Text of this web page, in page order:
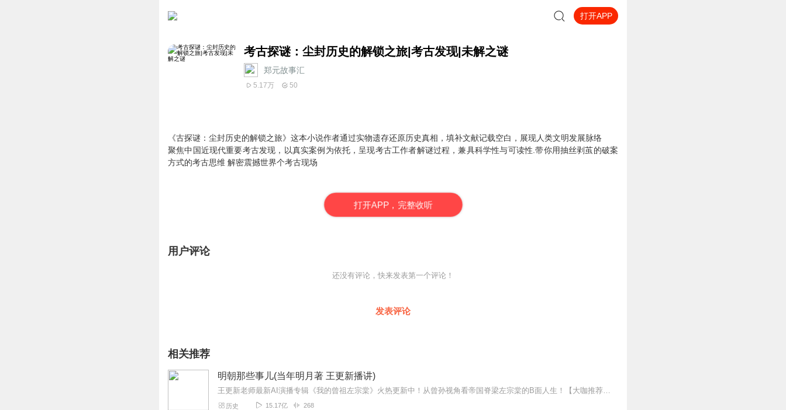
打开APP
考古探谜：尘封历史的解锁之旅|考古发现|未解之谜
郑元故事汇
5.17万 50
《古探谜：尘封历史的解锁之旅》这本小说作者通过实物遗存还原历史真相，填补文献记载空白，展现人类文明发展脉络
聚焦中国近现代重要考古发现，以真实案例为依托，呈现考古工作者解谜过程，兼具科学性与可读性.带你用抽丝剥茧的破案
方式的考古思维 解密震撼世界个考古现场
打开APP，完整收听
用户评论
还没有评论，快来发表第一个评论！
发表评论
相关推荐
明朝那些事儿(当年明月著 王更新播讲)
王更新老师最新AI演播专辑《我的曾祖左宗棠》火热更新中！从曾孙视角看帝国脊梁左宗棠的B面人生！【大咖推荐】明月的写作不仅笔锋活泼幽默，而且加进了自己的感悟，这就...
历史 15.17亿 268